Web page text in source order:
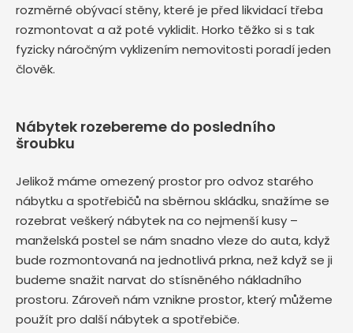
rozměrné obývací stěny, které je před likvidací třeba
rozmontovat a až poté vyklidit. Horko těžko si s tak
fyzicky náročným vyklizením nemovitosti poradí jeden
člověk.
Nábytek rozebereme do posledního
šroubku
Jelikož máme omezený prostor pro odvoz starého
nábytku a spotřebičů na sběrnou skládku, snažíme se
rozebrat veškerý nábytek na co nejmenší kusy –
manželská postel se nám snadno vleze do auta, když
bude rozmontovaná na jednotlivá prkna, než když se ji
budeme snažit narvat do stísněného nákladního
prostoru. Zároveň nám vznikne prostor, který můžeme
použít pro další nábytek a spotřebiče.